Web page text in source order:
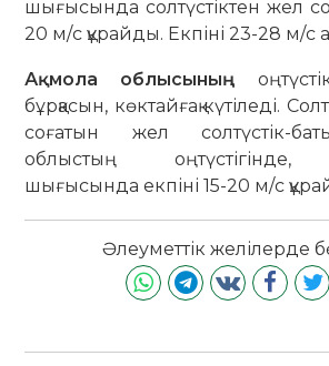
шығысында солтүстіктен жел
20 м/с құрайды. Екпіні 23-28 м/с
Ақмола облысының
бұрқасын, көктайғақ күтіледі.
соғатын жел солтүстік-
облыстың оңтүстігінде,
шығысында екпіні 15-20 м/с
Әлеуметтік желілерде